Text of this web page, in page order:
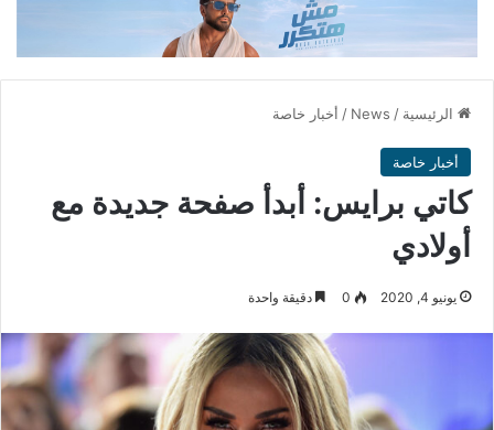
الرئيسية /
News
/ أخبار خاصة
أخبار خاصة
كاتي برايس: أبدأ صفحة جديدة مع
أولادي
يونيو 4, 2020 0 دقيقة واحدة